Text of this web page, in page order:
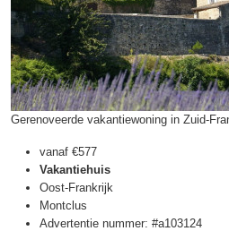
Gerenoveerde vakantiewoning in Zuid-
vanaf €577
Vakantiehuis
Oost-Frankrijk
Montclus
Advertentie nummer: #a103124